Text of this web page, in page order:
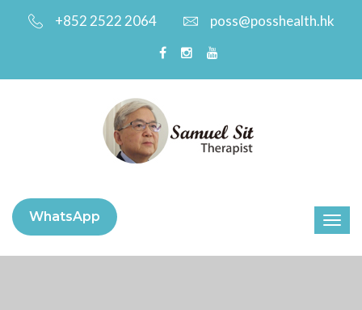
+852 2522 2064 poss@posshealth.hk
WhatsApp